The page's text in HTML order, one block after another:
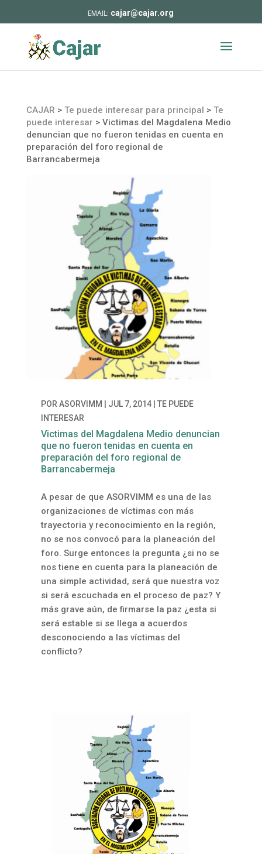
cajar@cajar.org
CAJAR > Te puede interesar para principal > Te
puede interesar > Victimas del Magdalena Medio
denuncian que no fueron tenidas en cuenta en
preparación del foro regional de
Barrancabermeja
POR ASORVIMM JUL 7, 2014| TE PUEDE
INTERESAR
Victimas del Magdalena Medio denuncian
que no fueron tenidas en cuenta en
preparación del foro regional de
Barrancabermeja
A pesar de que ASORVIMM es una de las
organizaciones de víctimas con más
trayectoria y reconocimiento en la región,
no se nos convocó para la planeación del
foro. Surge entonces la pregunta ¿si no se
nos tiene en cuenta para la planeación de
una simple actividad, será que nuestra voz
si será escuchada en el proceso de paz? Y
más grave aún, de firmarse la paz ¿esta si
será estable si se llega a acuerdos
desconociendo a las víctimas del
conflicto?